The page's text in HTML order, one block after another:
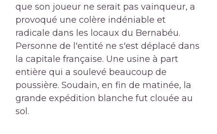
que son joueur ne serait pas vainqueur, a
provoqué une colère indéniable et
radicale dans les locaux du Bernabéu.
Personne de l'entité ne s'est déplacé dans
la capitale française. Une usine à part
entière qui a soulevé beaucoup de
poussière. Soudain, en fin de matinée, la
grande expédition blanche fut clouée au
sol.